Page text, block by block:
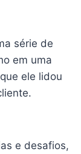
série de
em uma
ele lidou
e desafios,